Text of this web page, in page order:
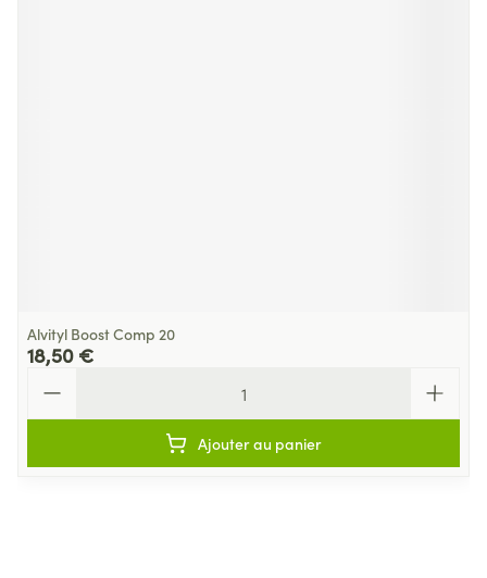
Alvityl Boost Comp 20
18,50 €
Ajouter au panier